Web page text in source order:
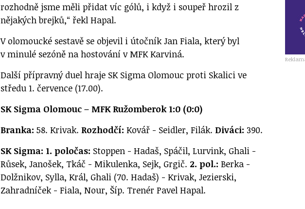
rozhodně jsme měli přidat víc gólů, i když i soupeř hrozil z
nějakých brejků,“ řekl Hapal.
V olomoucké sestavě se objevil i útočník Jan Fiala, který byl
v minulé sezóně na hostování v MFK Karviná.
Další přípravný duel hraje SK Sigma Olomouc proti Skalici ve
středu 1. července (17.00).
SK Sigma Olomouc – MFK Ružomberok 1:0 (0:0)
Branka: 58. Krivak.Rozhodčí: Kovář - Seidler, Filák.Diváci: 390.
SK Sigma: 1. poločas: Stoppen - Hadaš, Spáčil, Lurvink, Ghali -
Růsek, Janošek, Tkáč - Mikulenka, Sejk, Grgič. 2. pol.: Berka -
Dolžnikov, Sylla, Král, Ghali (70. Hadaš) - Krivak, Jezierski,
Zahradníček - Fiala, Nour, Šíp. Trenér Pavel Hapal.